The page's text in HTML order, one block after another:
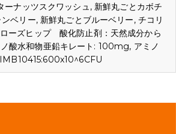
ナッツスクワッシュ, 新鮮丸ごとカボチ
ベリー, 新鮮丸ごとブルーベリー, チコリ
ーズヒップ 酸化防止剤：天然成分から
酸水和物亜鉛キレート: 100mg, アミノ